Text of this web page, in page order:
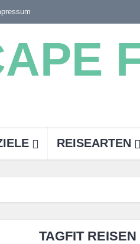
REISEARTEN
TAGFIT REISEN